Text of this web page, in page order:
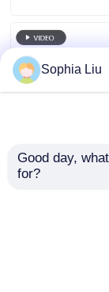
Sophia Liu
Good day,
for?